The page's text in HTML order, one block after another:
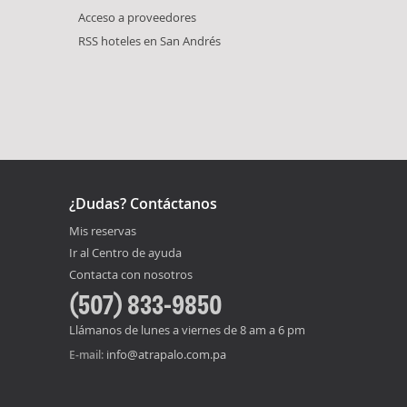
Acceso a proveedores
RSS hoteles en San Andrés
¿Dudas? Contáctanos
Mis reservas
Ir al Centro de ayuda
Contacta con nosotros
(507) 833-9850
Llámanos de lunes a viernes de 8 am a 6 pm
E-mail: info@atrapalo.com.pa